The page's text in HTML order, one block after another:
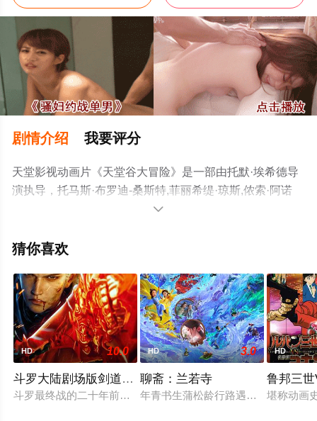
剧情介绍 我要评分
天堂影视动画片《天堂谷大冒险》是一部由托默·埃希德导
演执导，托马斯·布罗迪-桑斯特,菲丽希缇·琼斯,侬索·阿诺
斯,威廉·范德普耶,梅拉·沙尔,弗莱迪·海默,帕特里克·斯图尔
员精彩演绎的德国电影，手机免费观看高清未删减完整版
影、电视猫或剧情网等平台了解。

猜你喜欢
HD 10.0
斗罗大陆剧场版剑道尘心
斗罗最终战的二十年前，武魂殿曾阴谋一统整个魂师界，吞并
HD 3.0
聊斋：兰若寺
年青书生蒲松龄行路遇险，不得已夜
HD
鲁邦三
堪称动画